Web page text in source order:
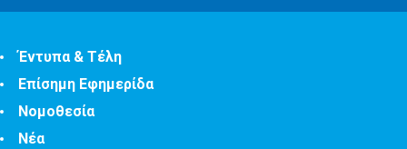
Έντυπα & Τέλη
Επίσημη Εφημερίδα
Νομοθεσία
Νέα